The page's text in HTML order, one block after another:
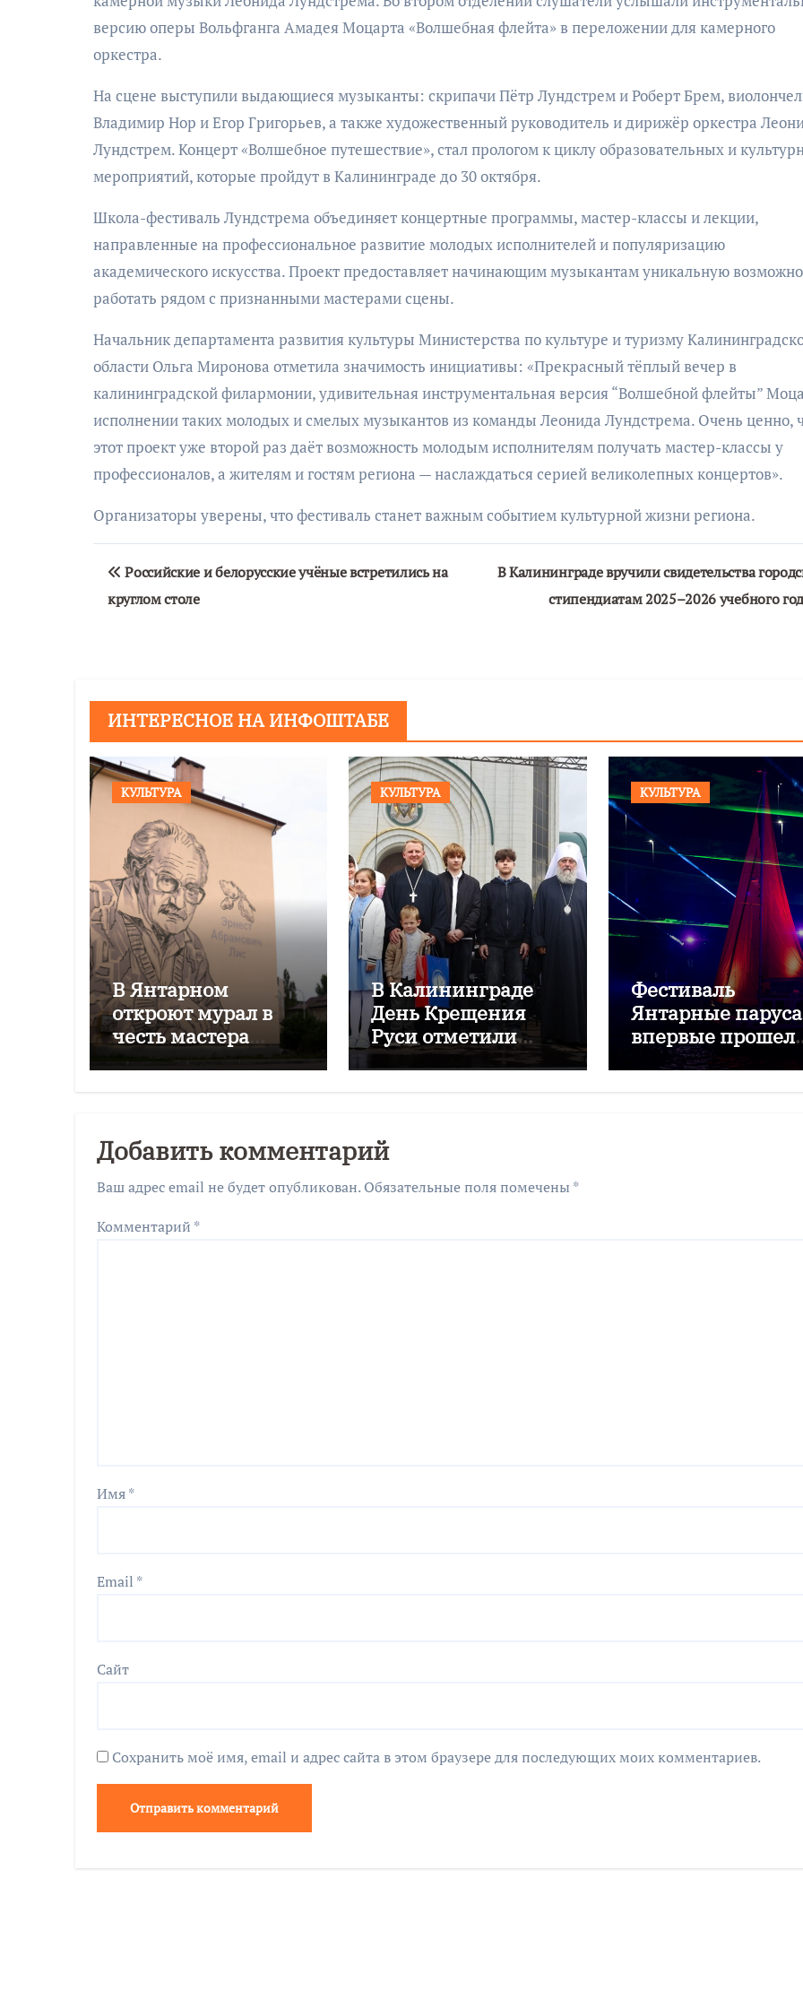
версию оперы Вольфганга Амадея Моцарта «Волшебная флейта» в переложении для камерного
оркестра.
На сцене выступили выдающиеся музыканты: скрипачи Пётр Лундстрем и Роберт Брем,
Владимир Нор и Егор Григорьев, а также художественный руководитель и дирижёр оркестра
Лундстрем. Концерт «Волшебное путешествие», стал прологом к циклу образовательных и
мероприятий, которые пройдут в Калининграде до 30 октября.
Школа-фестиваль Лундстрема объединяет концертные программы, мастер-классы и лекции,
направленные на профессиональное развитие молодых исполнителей и популяризацию
академического искусства. Проект предоставляет начинающим музыкантам уникальную
работать рядом с признанными мастерами сцены.
Начальник департамента развития культуры Министерства по культуре и туризму
области Ольга Миронова отметила значимость инициативы: «Прекрасный тёплый вечер в
калининградской филармонии, удивительная инструментальная версия “Волшебной флейты”
исполнении таких молодых и смелых музыкантов из команды Леонида Лундстрема. Очень ценно,
этот проект уже второй раз даёт возможность молодым исполнителям получать мастер-классы у
профессионалов, а жителям и гостям региона — наслаждаться серией великолепных концертов».
Организаторы уверены, что фестиваль станет важным событием культурной жизни региона.
Навигация
по
Российские и белорусские учёные встретились на
круглом столе
В Калининграде вручили свидетельства
стипендиатам 2025–2026 учебного
ИНТЕРЕСНОЕ НА ИНФОШТАБЕ
КУЛЬТУРА
В Янтарном
откроют мурал в
честь мастера
Эрнеста Лиса
КУЛЬТУРА
В Калининграде
День Крещения
Руси отметили
фестивалем
КУЛЬТУРА
Фестиваль
Янтарные паруса
впервые прошел
для выпускников
Добавить комментарий
Ваш адрес email не будет опубликован. Обязательные поля помечены *
Комментарий *
Имя*
Email *
Сайт
Сохранить моё имя, email и адрес сайта в этом браузере для последующих моих комментариев.